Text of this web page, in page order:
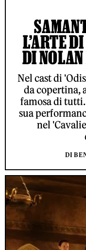
L’ARTE
DI
Nel cast di
da copertina,
famosa di
sua
nel
DI